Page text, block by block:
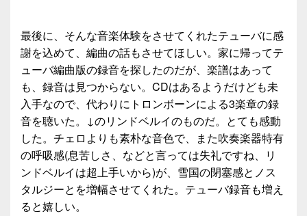
最後に、そんな音楽体験をさせてくれたテューバに感
謝を込めて、編曲の話もさせてほしい。家に帰ってテ
ューバ編曲版の録音を探したのだが、楽譜はあって
も、録音は見つからない。CDはあるようだけども未
入手なので、代わりにトロンボーンによる3楽章の録
音を聴いた。↓のリンドベルイのものだ。とても感動
した。チェロよりも素朴な音色で、また吹奏楽器特有
の呼吸感(息苦しさ、などと言っては失礼ですね、リ
ンドベルイは超上手いから)が、雪国の閉塞感とノス
タルジーとを増幅させてくれた。テューバ録音も増え
ると嬉しい。